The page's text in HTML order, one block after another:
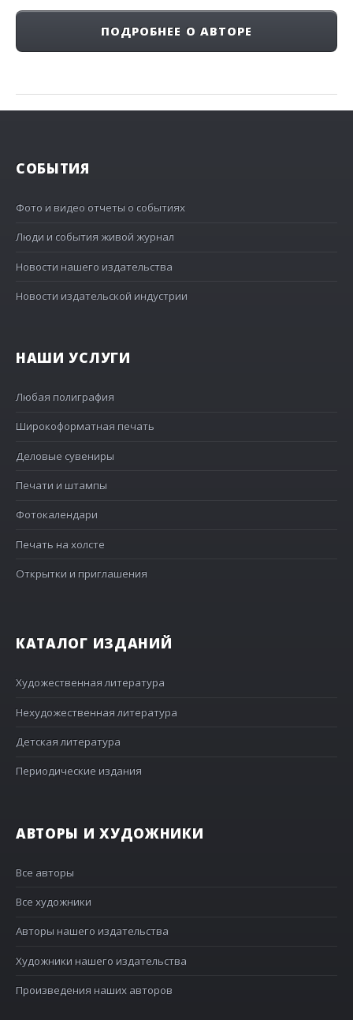
ПОДРОБНЕЕ О АВТОРЕ
СОБЫТИЯ
Фото и видео отчеты о событиях
Люди и события живой журнал
Новости нашего издательства
Новости издательской индустрии
НАШИ УСЛУГИ
Любая полиграфия
Широкоформатная печать
Деловые сувениры
Печати и штампы
Фотокалендари
Печать на холсте
Открытки и приглашения
КАТАЛОГ ИЗДАНИЙ
Художественная литература
Нехудожественная литература
Детская литература
Периодические издания
АВТОРЫ И ХУДОЖНИКИ
Все авторы
Все художники
Авторы нашего издательства
Художники нашего издательства
Произведения наших авторов